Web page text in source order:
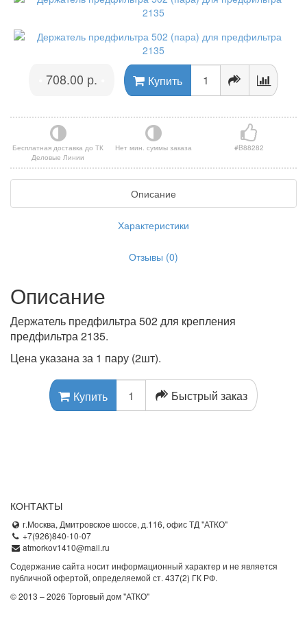
708.00 р. Купить
Бесплатная доставка до ТК
Деловые Линии
Нет мин. суммы заказа #B88282
Описание
Характеристики
Отзывы (0)
Описание
Держатель предфильтра 502 для крепления
предфильтра 2135.
Цена указана за 1 пару (2шт).
Купить Быстрый заказ
КОНТАКТЫ
г.Москва, Дмитровское шоссе, д.116, офис ТД "АТКО"
+7(926)840-10-07
atmorkov1410@mail.ru
Содержание сайта носит информационный характер и не является
публичной офертой, определяемой ст. 437(2) ГК РФ.
© 2013 – 2026 Торговый дом "АТКО"